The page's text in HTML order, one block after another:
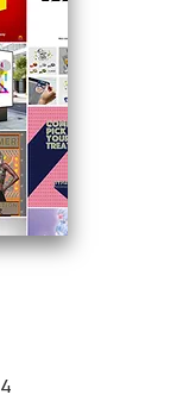
4 חודשים של התמקצעות במה שהשוק באמת צריך עכשיו.